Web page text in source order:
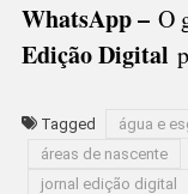
WhatsApp – O
Edição Digital
Tagged água e
áreas de nascente
jornal edição digital